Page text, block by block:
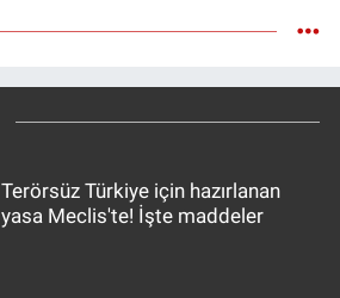
Terörsüz Türkiye için hazırlanan
yasa Meclis'te! İşte maddeler